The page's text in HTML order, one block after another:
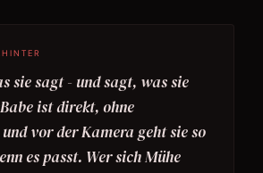
sie sagt - und sagt, was sie
ist direkt, ohne
vor der Kamera geht sie so
es passt. Wer sich Mühe